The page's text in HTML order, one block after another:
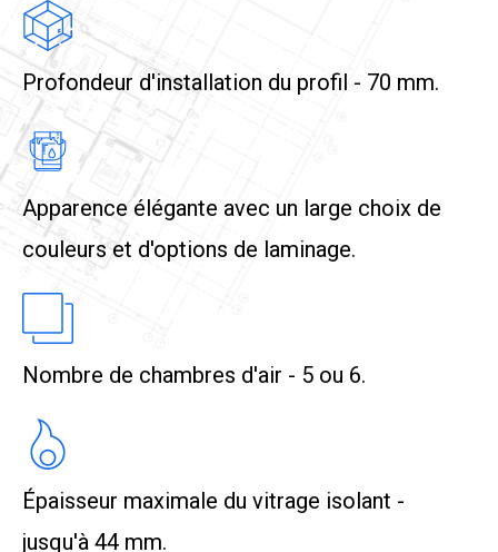
Profondeur d'installation du profil - 70 mm.
Apparence élégante avec un large choix de
couleurs et d'options de laminage.
Nombre de chambres d'air - 5 ou 6.
Épaisseur maximale du vitrage isolant -
jusqu'à 44 mm.